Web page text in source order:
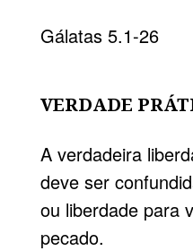
Gálatas 5.1-26
VERDADE
A verdadeira
deve ser
ou liberdade para
pecado.